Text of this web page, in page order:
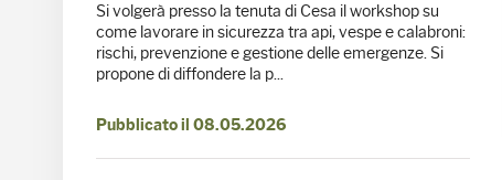
Si volgerà presso la tenuta di Cesa il workshop su
come lavorare in sicurezza tra api, vespe e calabroni:
rischi, prevenzione e gestione delle emergenze. Si
propone di diffondere la p...
Pubblicato il 08.05.2026